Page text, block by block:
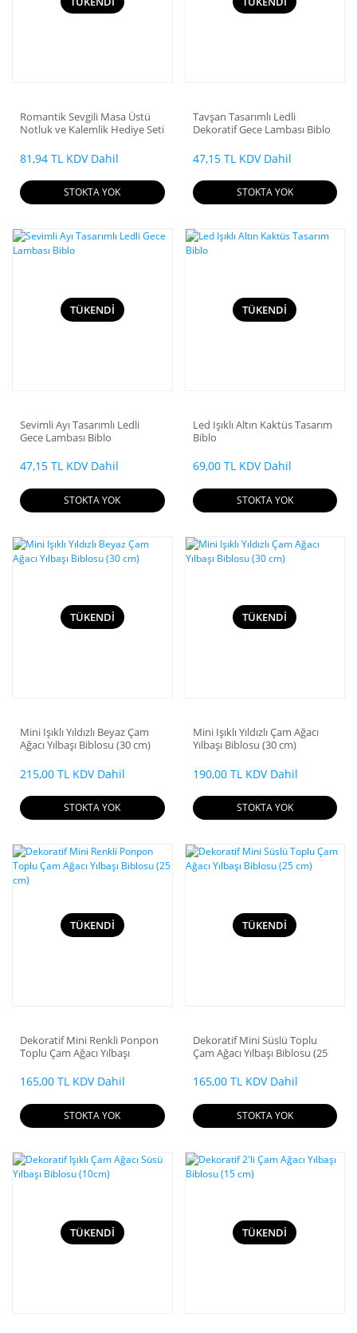
Romantik Sevgili Masa Üstü
Notluk ve Kalemlik Hediye Seti
81,94 TL KDV Dahil
STOKTA YOK
Tavşan Tasarımlı Ledli
Dekoratif Gece Lambası Biblo
47,15 TL KDV Dahil
STOKTA YOK
TÜKENDİ
Sevimli Ayı Tasarımlı Ledli
Gece Lambası Biblo
47,15 TL KDV Dahil
STOKTA YOK
TÜKENDİ
Led Işıklı Altın Kaktüs Tasarım
Biblo
69,00 TL KDV Dahil
STOKTA YOK
TÜKENDİ
Mini Işıklı Yıldızlı Beyaz Çam
Ağacı Yılbaşı Biblosu (30 cm)
215,00 TL KDV Dahil
STOKTA YOK
TÜKENDİ
Mini Işıklı Yıldızlı Çam Ağacı
Yılbaşı Biblosu (30 cm)
190,00 TL KDV Dahil
STOKTA YOK
TÜKENDİ
Dekoratif Mini Renkli Ponpon
Toplu Çam Ağacı Yılbaşı
165,00 TL KDV Dahil
STOKTA YOK
TÜKENDİ
Dekoratif Mini Süslü Toplu
Çam Ağacı Yılbaşı Biblosu (25
165,00 TL KDV Dahil
STOKTA YOK
TÜKENDİ TÜKENDİ